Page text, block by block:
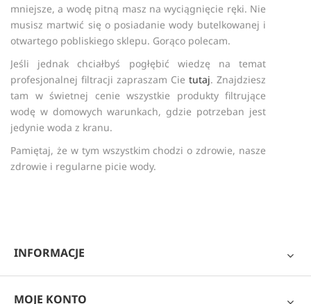
mniejsze, a wodę pitną masz na wyciągnięcie ręki. Nie
musisz martwić się o posiadanie wody butelkowanej i
otwartego pobliskiego sklepu. Gorąco polecam.
Jeśli jednak chciałbyś pogłębić wiedzę na temat
profesjonalnej filtracji zapraszam Cie tutaj. Znajdziesz
tam w świetnej cenie wszystkie produkty filtrujące
wodę w domowych warunkach, gdzie potrzeban jest
jedynie woda z kranu.
Pamiętaj, że w tym wszystkim chodzi o zdrowie, nasze
zdrowie i regularne picie wody.
INFORMACJE
MOJE KONTO